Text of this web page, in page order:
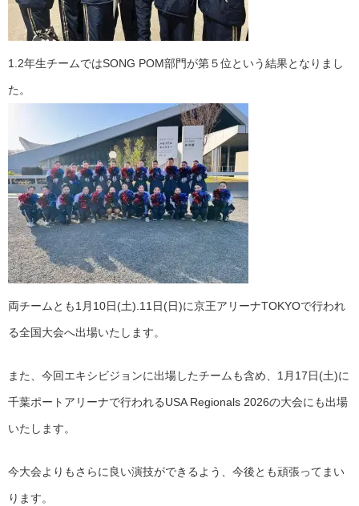
1.2年生チームではSONG POM部門が第５位という結果となりまし
た。
両チームとも1月10日(土).11日(日)に京王アリーナTOKYOで行われ
る全国大会へ出場いたします。
また、今回エキシビジョンに出場したチームも含め、1月17日(土)に
千葉ポートアリーナで行われるUSA Regionals 2026の大会にも出場
いたします。
今大会よりもさらに良い演技ができるよう、今後とも頑張ってまい
ります。